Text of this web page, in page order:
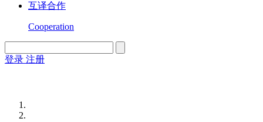
互译合作
Cooperation
登录 注册